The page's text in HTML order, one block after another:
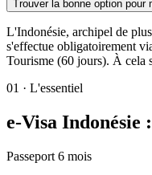
Trouver la bonne option pour
L'Indonésie, archipel de
s'effectue obligatoirement
Tourisme (60 jours). À cela
01 · L'essentiel
e-Visa
Passeport 6 mois